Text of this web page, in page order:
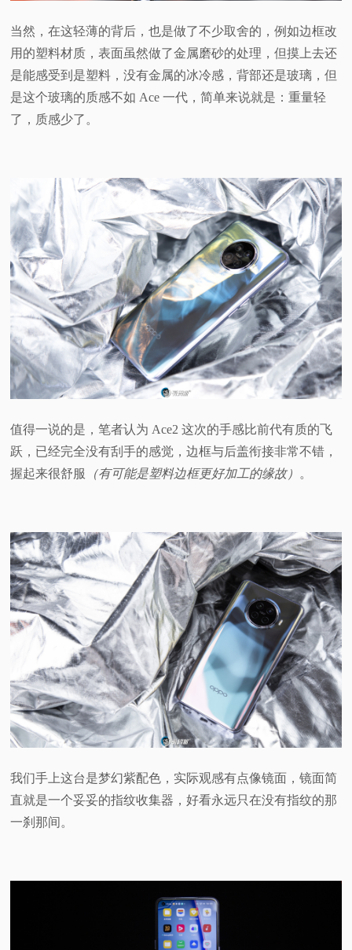
当然，在这轻薄的背后，也是做了不少取舍的，例如边框改
用的塑料材质，表面虽然做了金属磨砂的处理，但摸上去还
是能感受到是塑料，没有金属的冰冷感，背部还是玻璃，但
是这个玻璃的质感不如 Ace 一代，简单来说就是：重量轻
了，质感少了。
值得一说的是，笔者认为 Ace2 这次的手感比前代有质的飞
跃，已经完全没有刮手的感觉，边框与后盖衔接非常不错，
握起来很舒服
（有可能是塑料边框更好加工的缘故） 。
我们手上这台是梦幻紫配色，实际观感有点像镜面，镜面简
直就是一个妥妥的指纹收集器，好看永远只在没有指纹的那
一刹那间。